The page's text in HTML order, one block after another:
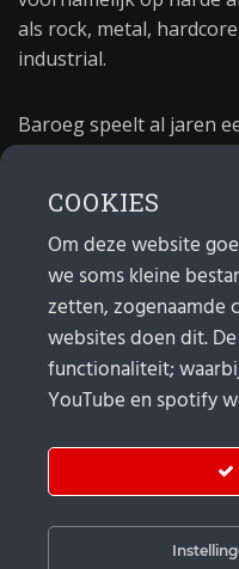
als rock, metal,
industrial.
Baroeg speelt al jaren
poppodium 40 jaar.
MAIL
Algemeen:
Bands & boeking:
Promotie & publiciteit:
COOKIES
Om deze website
we soms kleine
zetten, zogenaamde
websites doen dit.
functionaliteit;
YouTube en spotify